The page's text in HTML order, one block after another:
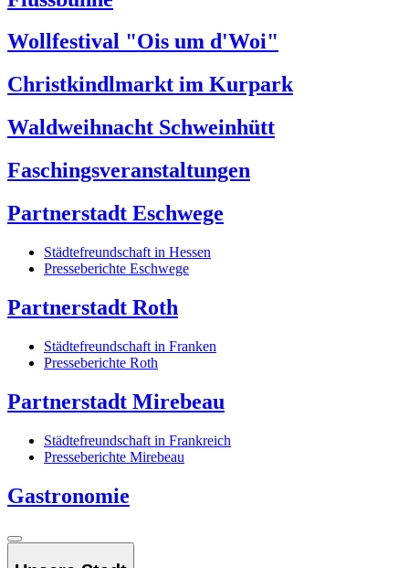
Wollfestival "Ois um d'Woi"
Christkindlmarkt im Kurpark
Waldweihnacht Schweinhütt
Faschingsveranstaltungen
Partnerstadt Eschwege
Städtefreundschaft in Hessen
Presseberichte Eschwege
Partnerstadt Roth
Städtefreundschaft in Franken
Presseberichte Roth
Partnerstadt Mirebeau
Städtefreundschaft in Frankreich
Presseberichte Mirebeau
Gastronomie